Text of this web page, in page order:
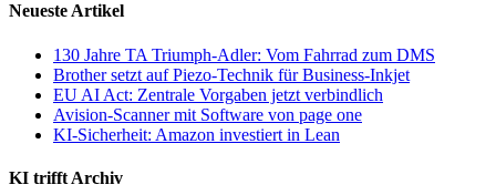
Neueste Artikel
130 Jahre TA Triumph-Adler: Vom Fahrrad zum DMS
Brother setzt auf Piezo-Technik für Business-Inkjet
EU AI Act: Zentrale Vorgaben jetzt verbindlich
Avision-Scanner mit Software von page one
KI-Sicherheit: Amazon investiert in Lean
KI trifft Archiv